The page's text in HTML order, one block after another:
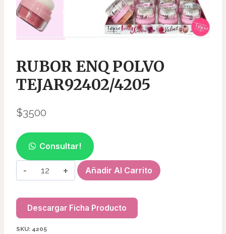
RUBOR ENQ POLVO
TEJAR92402/4205
$3500
Consultar!
RUBOR
ENQ
TEJAR92402/4205
cantidad
Añadir Al Carrito
Descargar Ficha Producto
SKU: 4205